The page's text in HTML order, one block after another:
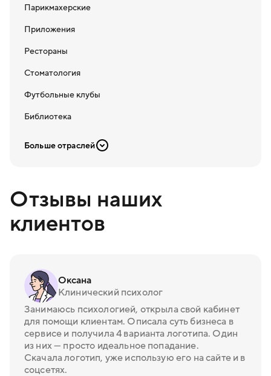
Парикмахерские
Приложения
Рестораны
Стоматология
Футбольные клубы
Библиотека
Больше отраслей
Отзывы наших
клиентов
Оксана
Клинический психолог
Занимаюсь психологией, открыла свой кабинет
для помощи клиентам. Описала суть бизнеса в
сервисе и получила 4 варианта логотипа. Один
из них — просто идеальное попадание.
Скачала логотип, уже использую его на сайте и в
соцсетях.